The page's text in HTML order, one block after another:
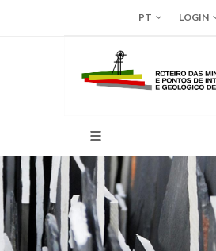
PT LOGIN